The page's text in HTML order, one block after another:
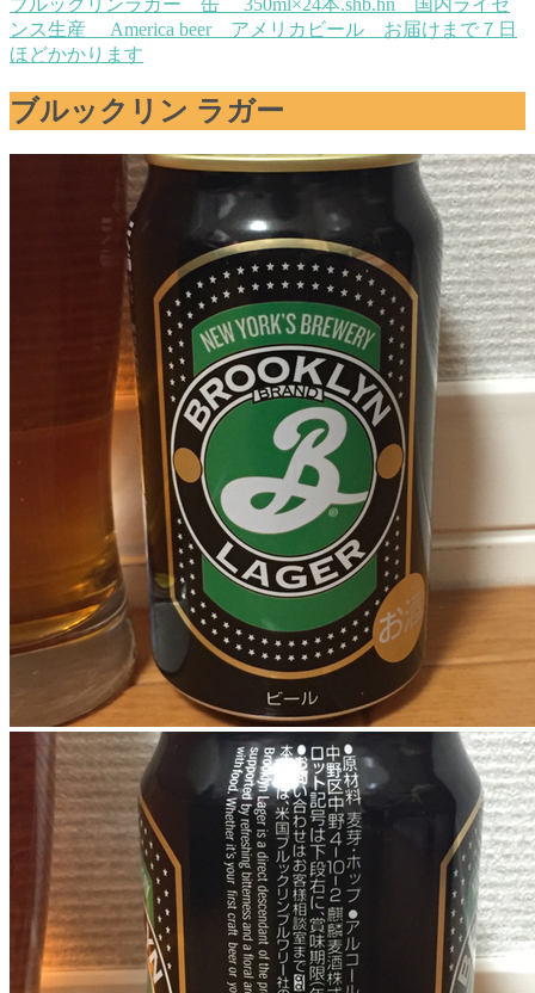
ブルックリンラガー 缶 350ml×24本.shb.hn 国内ライセ
ンス生産 America beer アメリカビール お届けまで７日
ほどかかります
ブルックリン ラガー